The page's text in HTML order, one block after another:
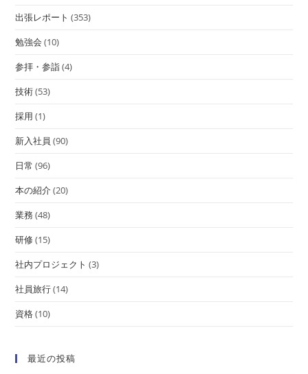
出張レポート (353)
勉強会 (10)
参拝・参詣(4)
技術(53)
採用 (1)
新入社員 (90)
日常 (96)
本の紹介(20)
業務(48)
研修(15)
社内プロジェクト (3)
社員旅行(14)
資格(10)
最近の投稿